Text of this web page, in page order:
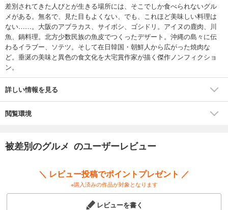
差別されてきた人びとが生きる場所には、そこでしか食べられないグル
メがある。無名で、見た目もよくない、でも、これほど美味しい料理は
ない……。大阪のアブラカス、サイボシ、ゴシドリ。アイヌの鹿肉、川
魚、鍋料理。北方少数民族の魚皮でつくったデザート。沖縄の島々に伝
わるイラブー、ソテツ。そして在日韓国・朝鮮人から広がった焼肉な
ど。垂涎の美味と異色の食文化を大宅賞作家が描く傑作ノンフィクショ
ン。
詳しい情報を見る
閲覧環境
被差別のグルメ のユーザーレビュー
＼ レビュー投稿でポイントプレゼント ／
※購入済みの作品が対象となります
レビューを書く